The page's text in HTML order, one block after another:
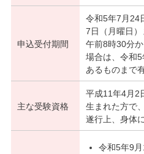
申込受付期間
令和5年7月24
7日（月曜日
午前8時30分
場合は、令和
あるものまで
主な受験資格
平成11年4月2
生まれた方で
遂行上、身体
令和5年9